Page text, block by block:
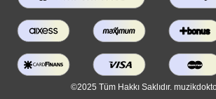
©2025 Tüm Hakkı Saklıdır.